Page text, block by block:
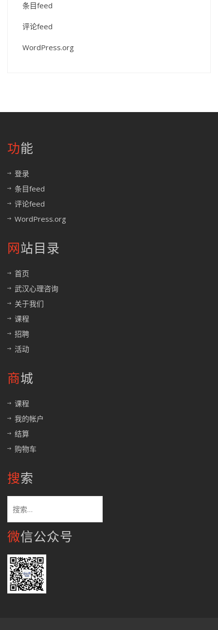
条目feed
评论feed
WordPress.org
功能
登录
条目feed
评论feed
WordPress.org
网站目录
首页
武汉心理咨询
关于我们
课程
招聘
活动
商城
课程
我的帐户
结算
购物车
搜索
索：
微信公众号